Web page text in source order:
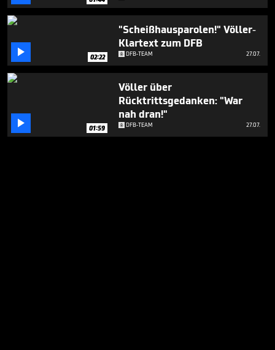
 02:22
"Scheißhausparolen!" Völler-
Klartext zum DFB
DFB-TEAM 27.07.
 01:59
Völler über
Rücktrittsgedanken: "War
nah dran!"
DFB-TEAM 27.07.